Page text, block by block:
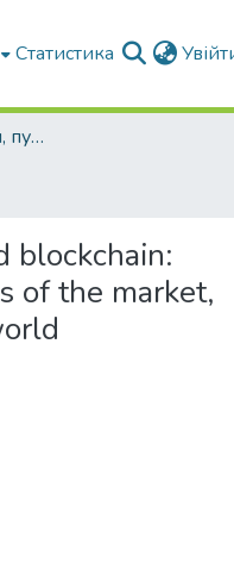
Статистика
Конференції, збірки, публікації молодих вчених і здобувачів : магістрів, бакалаврів, аспірантів.
blockchain:
of the market,